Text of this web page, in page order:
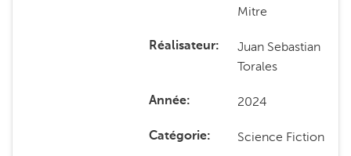
Mitre
Réalisateur
Juan Sebastian
Torales
Année 2024
Catégorie Science Fiction